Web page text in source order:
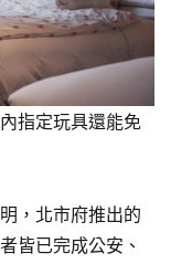
指定玩具還能免
，北市府推出的
皆已完成公安、